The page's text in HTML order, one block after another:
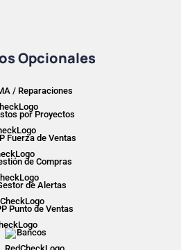
Opcionales
/ Reparaciones
por Proyectos
Fuerza de Ventas
de Compras
de Alertas
Punto de Ventas
Bancos